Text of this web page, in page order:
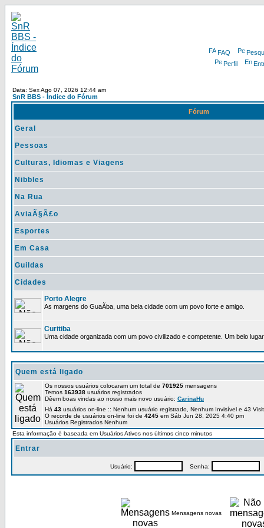
FAQ
Perfil
Data: Sex Ago 07, 2026 12:44 am
SnR BBS - Índice do Fórum
Fórum
Geral
Pessoas
Culturas, Idiomas e Viagens
Nibbles
Na Rua
AviaÃ§Ã£o
Esportes
Em Casa
Guildas
Cidades
Porto Alegre
As margens do GuaÃ­ba, uma bela cidade com um povo forte e amigo.
Curitiba
Uma cidade organizada com um povo civilizado e competente. Um belo
Quem está ligado
Os nossos usuários colocaram um total de 701925 mensagens
Temos 163938 usuários registrados
Dêem boas vindas ao nosso mais novo usuário: CarinaHu
Há 43 usuários on-line :: Nenhum usuário registrado, Nenhum Invisível e 43
O recorde de usuários on-line foi de 4245 em Sáb Jun 28, 2025 4:40 pm
Usuários Registrados Nenhum
Esta informação é baseada em Usuários Ativos nos últimos cinco minutos
Entrar
Usuário: Senha:
Mensagens novas